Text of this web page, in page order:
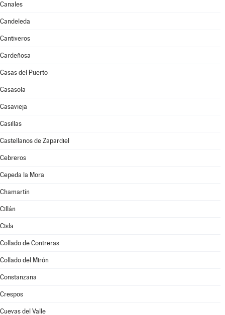
Canales
Candeleda
Cantiveros
Cardeñosa
Casas del Puerto
Casasola
Casavieja
Casillas
Castellanos de Zapardiel
Cebreros
Cepeda la Mora
Chamartín
Cillán
Cisla
Collado de Contreras
Collado del Mirón
Constanzana
Crespos
Cuevas del Valle